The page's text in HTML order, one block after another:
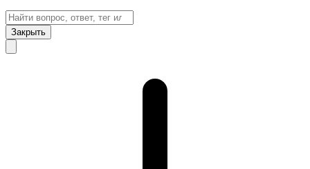
Закрыть